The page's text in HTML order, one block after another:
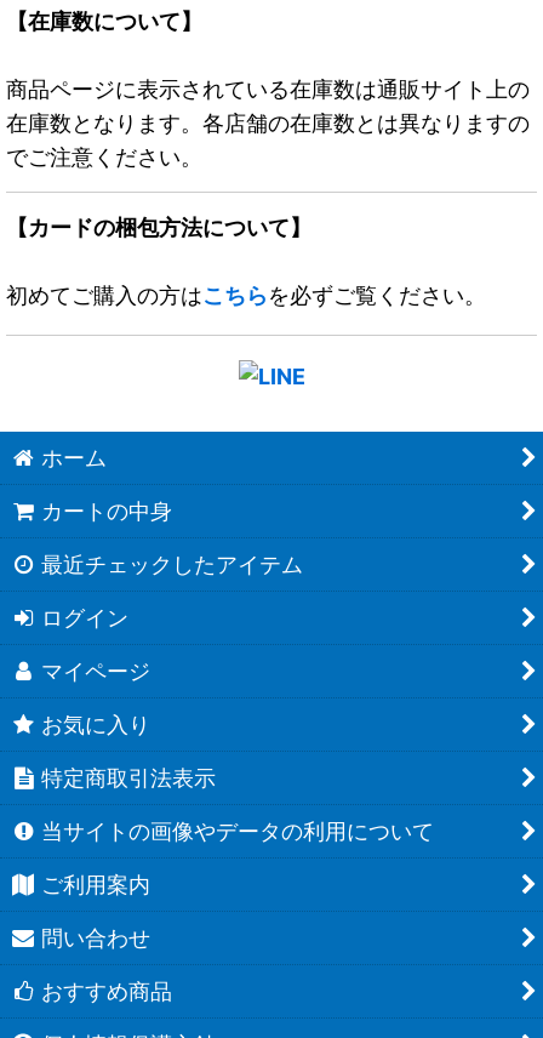
【在庫数について】
商品ページに表示されている在庫数は通販サイト上の
在庫数となります。各店舗の在庫数とは異なりますの
でご注意ください。
【カードの梱包方法について】
初めてご購入の方はこちらを必ずご覧ください。
ホーム
カートの中身
最近チェックしたアイテム
ログイン
マイページ
お気に入り
特定商取引法表示
当サイトの画像やデータの利用について
ご利用案内
問い合わせ
おすすめ商品